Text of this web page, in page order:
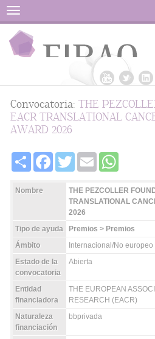
Menu
Convocatoria: THE
EACR TRANSLATIONAL
AWARD 2026
Share FacebookTwitter Email
Nombre
THE PEZCOLLER
TRANSLATIONAL
2026
Tipo de ayuda
Premios > Premios
Ámbito
Internacional/No europeo
Estado de la
convocatoria
Abierta
Entidad
financiadora
THE EUROPEAN
RESEARCH (EACR)
Naturaleza
financiación
bbprivada